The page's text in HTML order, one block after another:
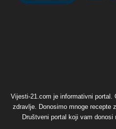
Vijesti-21.com je informativni portal.
zdravlje. Donosimo mnoge recepte
Društveni portal koji vam